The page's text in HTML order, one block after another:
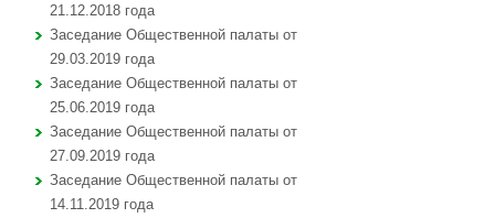
21.12.2018 года
Заседание Общественной палаты от
29.03.2019 года
Заседание Общественной палаты от
25.06.2019 года
Заседание Общественной палаты от
27.09.2019 года
Заседание Общественной палаты от
14.11.2019 года